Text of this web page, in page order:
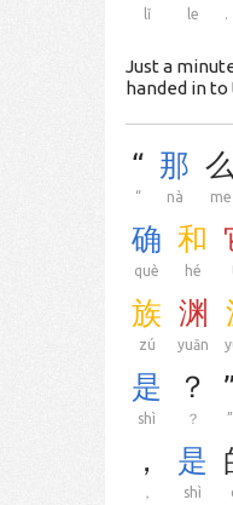
lǐ le .
Just a
handed in to
“
“
那
nà
么
me
确
què
和
hé
族
zú
渊
yuān
是
shì
？
？
”
”
，
，
是
shì